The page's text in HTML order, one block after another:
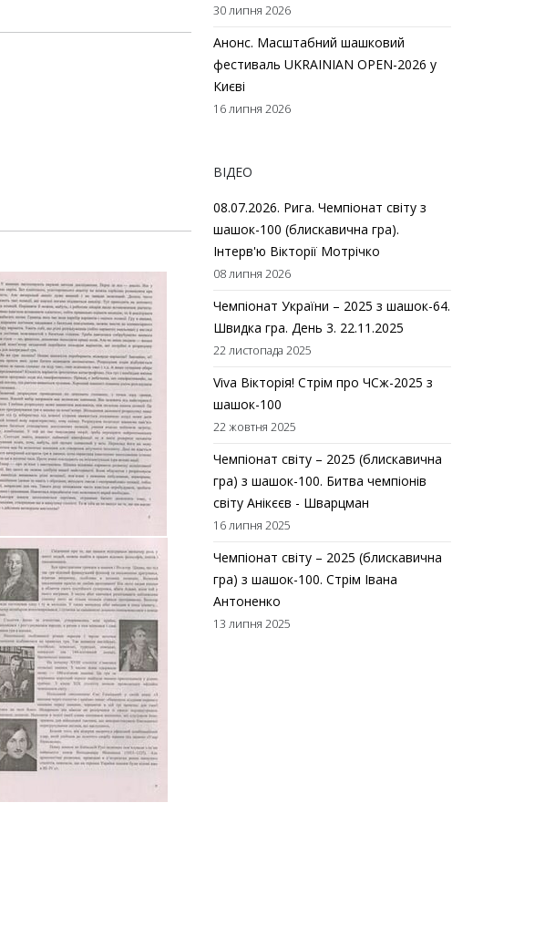
30 липня 2026
Анонс. Масштабний шашковий
фестиваль UKRAINIAN OPEN-2026 у
Києві
16 липня 2026
ВІДЕО
08.07.2026. Рига. Чемпіонат світу з
шашок-100 (блискавична гра).
Інтерв'ю Вікторії Мотрічко
08 липня 2026
Чемпіонат України – 2025 з шашок-64.
Швидка гра. День 3. 22.11.2025
22 листопада 2025
Viva Вікторія! Стрім про ЧСж-2025 з
шашок-100
22 жовтня 2025
Чемпіонат світу – 2025 (блискавична
гра) з шашок-100. Битва чемпіонів
світу Анікєєв - Шварцман
16 липня 2025
Чемпіонат світу – 2025 (блискавична
гра) з шашок-100. Стрім Івана
Антоненко
13 липня 2025